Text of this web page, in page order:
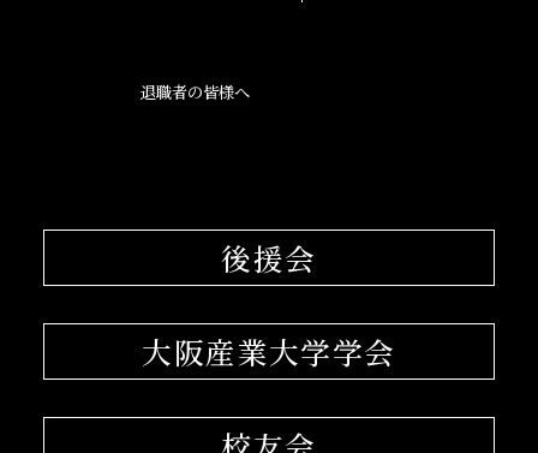
退職者の皆様へ
後援会
大阪産業大学学会